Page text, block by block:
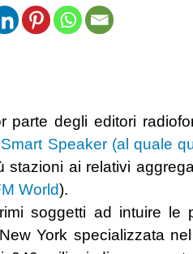
parte degli editori
Speaker (al quale
stazioni ai relativi
World).
soggetti ad intuire le
York specializzata